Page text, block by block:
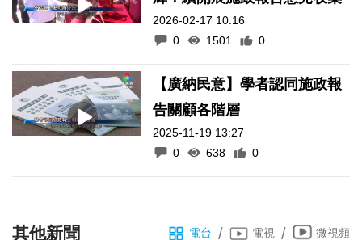
2026-02-17 10:16
0
1501 0
【廣納民意】學者認同施政報
告關顧各階層
2025-11-19 13:27
0
638 0
其他新聞 電台 / 電視 / 微視頻